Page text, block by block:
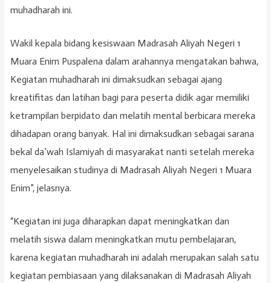
muhadharah ini.
Wakil kepala bidang kesiswaan Madrasah Aliyah Negeri 1
Muara Enim Puspalena dalam arahannya mengatakan bahwa,
Kegiatan muhadharah ini dimaksudkan sebagai ajang
kreatifitas dan latihan bagi para peserta didik agar memiliki
ketrampilan berpidato dan melatih mental berbicara mereka
dihadapan orang banyak. Hal ini dimaksudkan sebagai sarana
bekal da’wah Islamiyah di masyarakat nanti setelah mereka
menyelesaikan studinya di Madrasah Aliyah Negeri 1 Muara
Enim”, jelasnya.
“Kegiatan ini juga diharapkan dapat meningkatkan dan
melatih siswa dalam meningkatkan mutu pembelajaran,
karena kegiatan muhadharah ini adalah merupakan salah satu
kegiatan pembiasaan yang dilaksanakan di Madrasah Aliyah